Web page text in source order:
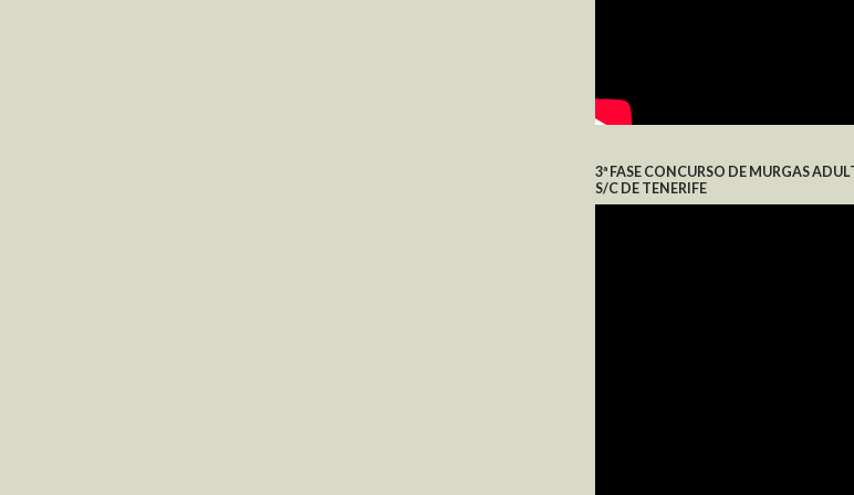
3ª FASE CONCURSO DE MURGAS
S/C DE TENERIFE